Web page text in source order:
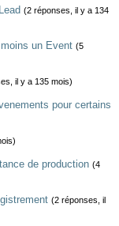
(2 réponses, il y a 134
un Event (5
il y a 135 mois)
pour certains
de production (4
(2 réponses, il